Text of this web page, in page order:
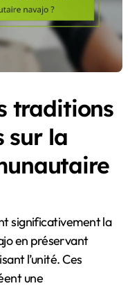
traditions
sur la
significativement la
en préservant
l’unité. Ces
une